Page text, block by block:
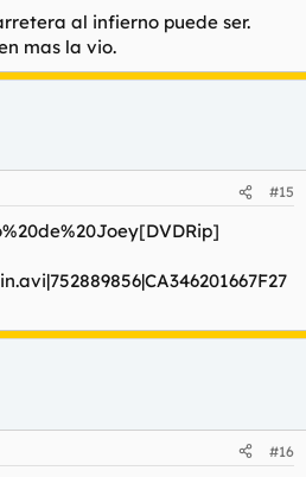
al infierno puede ser.
mas la vio.
#15
#16